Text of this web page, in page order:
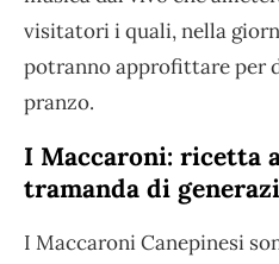
visitatori i quali, nella
potranno approfittare per
pranzo.
I Maccaroni: ricetta
tramanda di
I Maccaroni Canepinesi